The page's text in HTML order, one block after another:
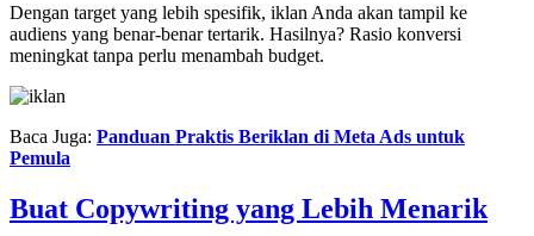
Dengan target yang lebih spesifik, iklan Anda akan tampil ke
audiens yang benar-benar tertarik. Hasilnya? Rasio konversi
meningkat tanpa perlu menambah budget.
Baca Juga: Panduan Praktis Beriklan di Meta Ads untuk
Pemula
Buat Copywriting yang Lebih Menarik